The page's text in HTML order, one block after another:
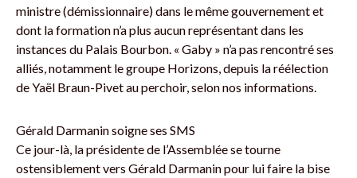
ministre (démissionnaire) dans le même gouvernement et
dont la formation n’a plus aucun représentant dans les
instances du Palais Bourbon. « Gaby » n’a pas rencontré ses
alliés, notamment le groupe Horizons, depuis la réélection
de Yaël Braun-Pivet au perchoir, selon nos informations.
Gérald Darmanin soigne ses SMS
Ce jour-là, la présidente de l’Assemblée se tourne
ostensiblement vers Gérald Darmanin pour lui faire la bise